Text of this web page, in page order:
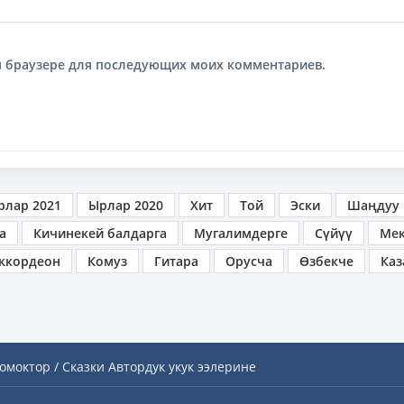
браузере для последующих моих комментариев.
2021 Ырлар 2020 Хит Той Эски
Шаңдуу
Кичинекей балдарга Мугалимдерге Сүйүү
Комуз Гитара Орусча Өзбекче
/ Сказки Автордук укук ээлерине